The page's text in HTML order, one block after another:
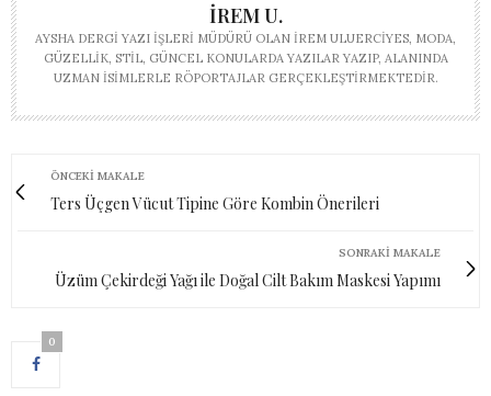
İREM U.
AYSHA DERGI YAZI İŞLERI MÜDÜRÜ OLAN İREM ULUERCIYES, MODA,
GÜZELLIK, STIL, GÜNCEL KONULARDA YAZILAR YAZIP, ALANINDA
UZMAN ISIMLERLE RÖPORTAJLAR GERÇEKLEŞTIRMEKTEDIR.
ÖNCEKI MAKALE
Ters Üçgen Vücut Tipine Göre Kombin Önerileri
SONRAKI MAKALE
Üzüm Çekirdeği Yağı ile Doğal Cilt Bakım Maskesi Yapımı
0